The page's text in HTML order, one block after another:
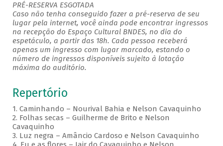
PRÉ-RESERVA ESGOTADA
Caso não tenha conseguido fazer a pré-reserva de seu
lugar pela internet, você ainda pode encontrar ingressos
na recepção do Espaço Cultural BNDES, no dia do
espetáculo, a partir das 18h. Cada pessoa receberá
apenas um ingresso com lugar marcado, estando o
número de ingressos disponíveis sujeito à lotação
máxima do auditório.
Repertório
1. Caminhando – Nourival Bahia e Nelson Cavaquinho
2. Folhas secas – Guilherme de Brito e Nelson
Cavaquinho
3. Luz negra – Amâncio Cardoso e Nelson Cavaquinho